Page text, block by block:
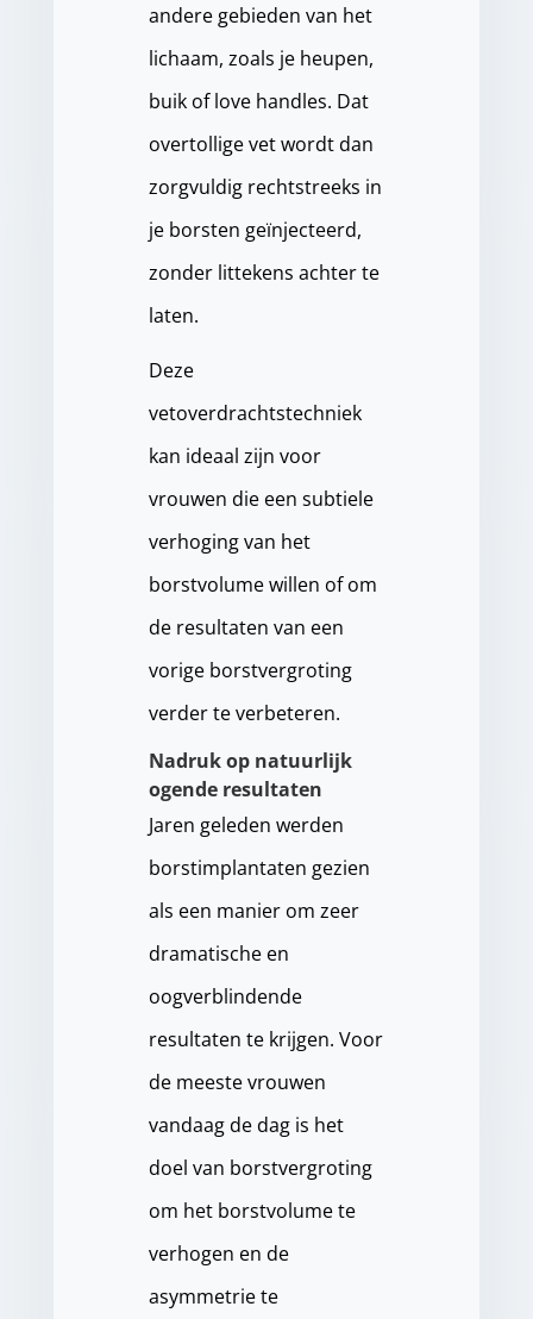
andere gebieden van het
lichaam, zoals je heupen,
buik of love handles. Dat
overtollige vet wordt dan
zorgvuldig rechtstreeks in
je borsten geïnjecteerd,
zonder littekens achter te
laten.
Deze
vetoverdrachtstechniek
kan ideaal zijn voor
vrouwen die een subtiele
verhoging van het
borstvolume willen of om
de resultaten van een
vorige borstvergroting
verder te verbeteren.
Nadruk op natuurlijk
ogende resultaten
Jaren geleden werden
borstimplantaten gezien
als een manier om zeer
dramatische en
oogverblindende
resultaten te krijgen. Voor
de meeste vrouwen
vandaag de dag is het
doel van borstvergroting
om het borstvolume te
verhogen en de
asymmetrie te